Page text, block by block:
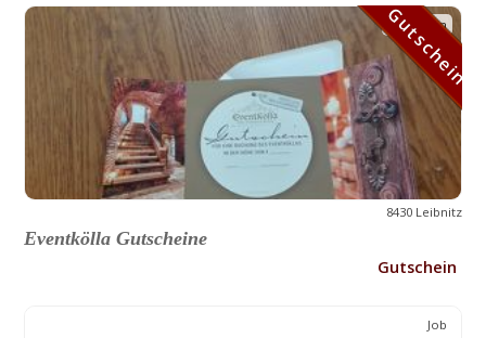
Gutschein
8430 Leibnitz
Eventkölla Gutscheine
Gutschein
Gutschein
Job